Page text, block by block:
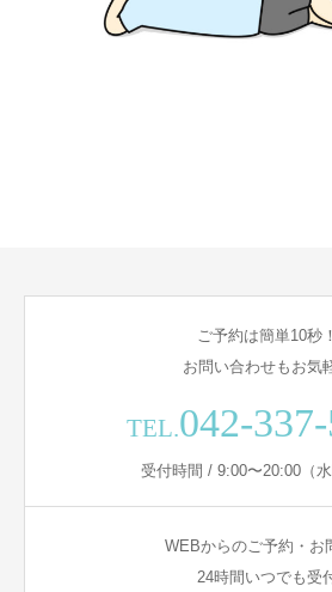
ご予約は簡単10秒！
お問い合わせもお気
TEL.042-
受付時間 / 9:00〜20:00（水
WEBからのご予約・お
24時間いつでも受